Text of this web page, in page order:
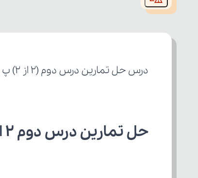
درس حل تمارین درس دوم (2 از 2) پ
حل تمارین درس دوم 2 از 2 عربی یازدهم ریاضی